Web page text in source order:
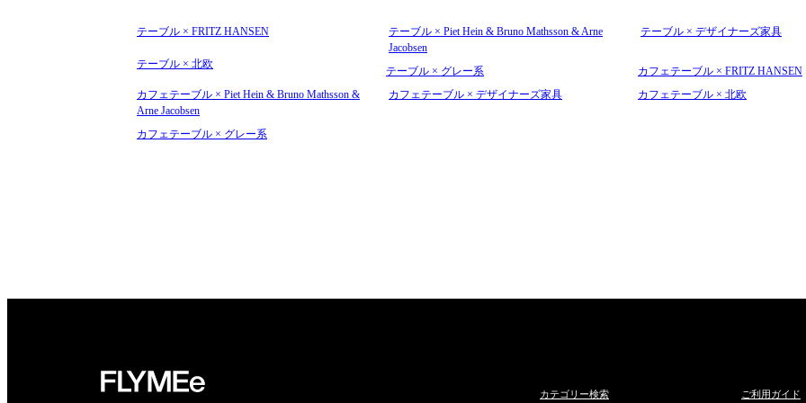
テーブル × FRITZ HANSEN
テーブル × Piet Hein & Bruno Mathsson & Arne
Jacobsen
テーブル × デザイナーズ家具
テーブル × 北欧
テーブル × グレー系
カフェテーブル × FRITZ HANSEN
カフェテーブル × Piet Hein & Bruno Mathsson &
Arne Jacobsen
カフェテーブル × デザイナーズ家具 カフェテーブル × 北欧
カフェテーブル × グレー系
カテゴリー検索 ご利用ガイド